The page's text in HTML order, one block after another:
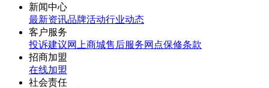
新闻中心
最新资讯品牌活动行业动态
客户服务
投诉建议网上商城售后服务网点保修条款
招商加盟
在线加盟
社会责任